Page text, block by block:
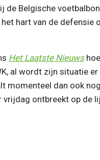
de Belgische
het hart van de
Het Laatste Nieuws
al wordt zijn situatie
momenteel dan ook
vrijdag ontbreekt op de